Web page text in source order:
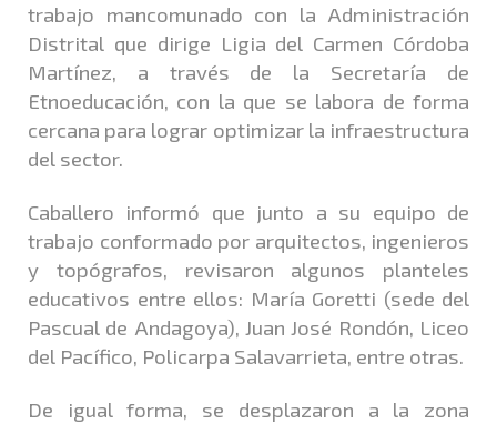
trabajo mancomunado con la Administración
Distrital que dirige Ligia del Carmen Córdoba
Martínez, a través de la Secretaría de
Etnoeducación, con la que se labora de forma
cercana para lograr optimizar la infraestructura
del sector.
Caballero informó que junto a su equipo de
trabajo conformado por arquitectos, ingenieros
y topógrafos, revisaron algunos planteles
educativos entre ellos: María Goretti (sede del
Pascual de Andagoya), Juan José Rondón, Liceo
del Pacífico, Policarpa Salavarrieta, entre otras.
De igual forma, se desplazaron a la zona